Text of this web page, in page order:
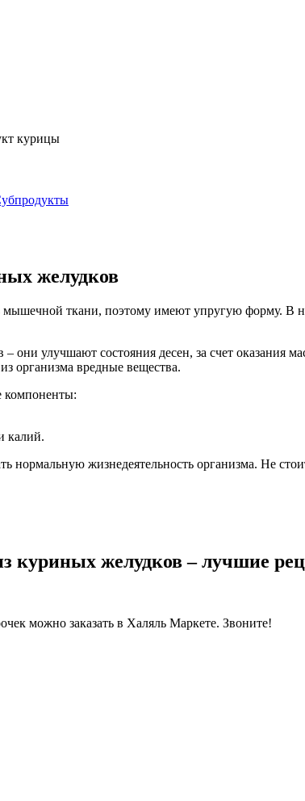
курицы
желудков
ткани, поэтому имеют упругую форму. В
– они улучшают состояния десен, за счет
организма вредные вещества.
компоненты:
калий.
нормальную жизнедеятельность организма. Не
куриных желудков – лучшие
можно заказать в Халяль Маркете. Звоните!